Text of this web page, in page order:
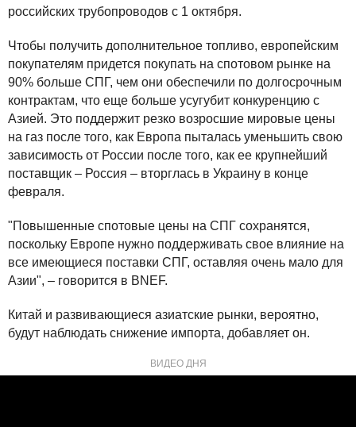
российских трубопроводов с 1 октября.
Чтобы получить дополнительное топливо, европейским
покупателям придется покупать на спотовом рынке на
90% больше СПГ, чем они обеспечили по долгосрочным
контрактам, что еще больше усугубит конкуренцию с
Азией. Это поддержит резко возросшие мировые цены
на газ после того, как Европа пыталась уменьшить свою
зависимость от России после того, как ее крупнейший
поставщик – Россия – вторглась в Украину в конце
февраля.
"Повышенные спотовые цены на СПГ сохранятся,
поскольку Европе нужно поддерживать свое влияние на
все имеющиеся поставки СПГ, оставляя очень мало для
Азии", – говорится в BNEF.
Китай и развивающиеся азиатские рынки, вероятно,
будут наблюдать снижение импорта, добавляет он.
ВИДЕО ДНЯ